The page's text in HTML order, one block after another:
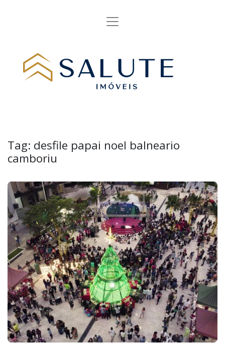
Tag: desfile papai noel balneario
camboriu